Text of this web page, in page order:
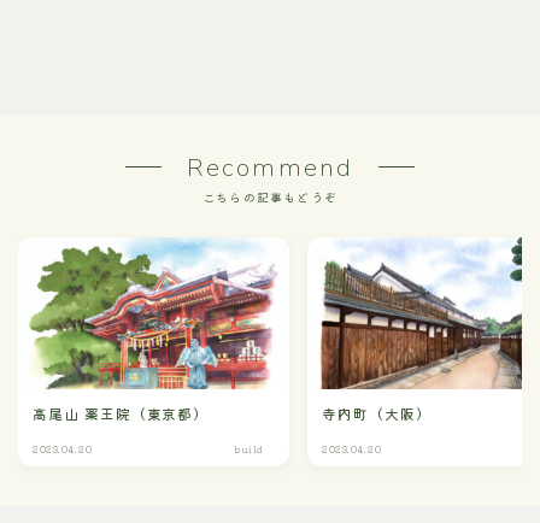
Recommend
こちらの記事もどうぞ
高尾山 薬王院（東京都）
2023.04.20 build
寺内町（大阪）
2023.04.20